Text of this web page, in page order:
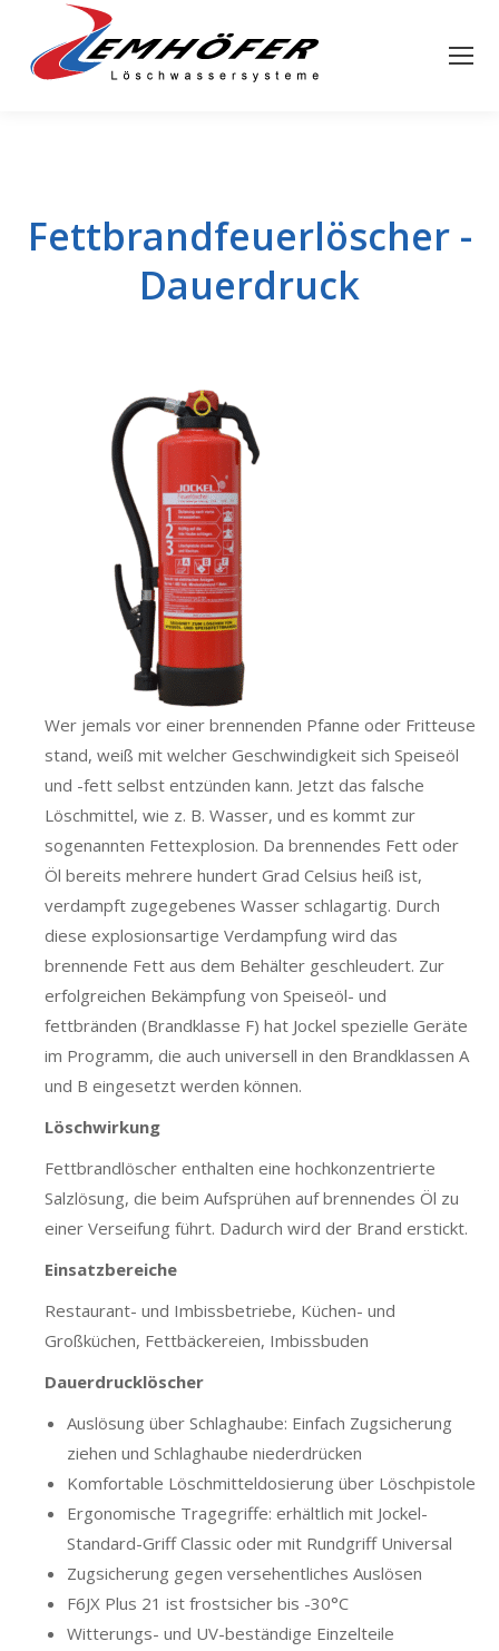
Fettbrandfeuerlöscher -
Dauerdruck
Wer jemals vor einer brennenden Pfanne oder Fritteuse
stand, weiß mit welcher Geschwindigkeit sich Speiseöl
und -fett selbst entzünden kann. Jetzt das falsche
Löschmittel, wie z. B. Wasser, und es kommt zur
sogenannten Fettexplosion. Da brennendes Fett oder
Öl bereits mehrere hundert Grad Celsius heiß ist,
verdampft zugegebenes Wasser schlagartig. Durch
diese explosionsartige Verdampfung wird das
brennende Fett aus dem Behälter geschleudert. Zur
erfolgreichen Bekämpfung von Speiseöl- und
fettbränden (Brandklasse F) hat Jockel spezielle Geräte
im Programm, die auch universell in den Brandklassen A
und B eingesetzt werden können.
Löschwirkung
Fettbrandlöscher enthalten eine hochkonzentrierte
Salzlösung, die beim Aufsprühen auf brennendes Öl zu
einer Verseifung führt. Dadurch wird der Brand erstickt.
Einsatzbereiche
Restaurant- und Imbissbetriebe, Küchen- und
Großküchen, Fettbäckereien, Imbissbuden
Dauerdrucklöscher
Auslösung über Schlaghaube: Einfach Zugsicherung
ziehen und Schlaghaube niederdrücken
Komfortable Löschmitteldosierung über Löschpistole
Ergonomische Tragegriffe: erhältlich mit Jockel-
Standard-Griff Classic oder mit Rundgriff Universal
Zugsicherung gegen versehentliches Auslösen
F6JX Plus 21 ist frostsicher bis -30°C
Witterungs- und UV-beständige Einzelteile